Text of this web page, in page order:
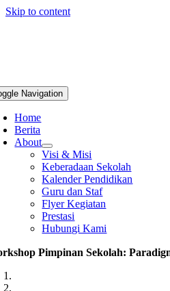
Skip to content
Navigation
Home
Berita
About
Visi & Misi
Keberadaan Sekolah
Kalender Pendidikan
Guru dan Staf
Flyer Kegiatan
Prestasi
Hubungi Kami
Pimpinan Sekolah: